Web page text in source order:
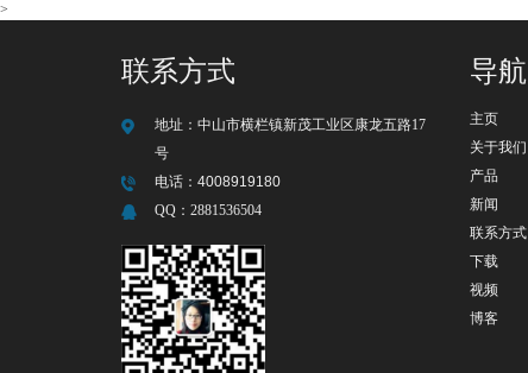
>
联系方式
地址： 中山市横栏镇新茂工业区康龙五路17
号
电话： 4008919180
QQ： 2881536504
导航
主页
关于我们
产品
新闻
联系方式
下载
视频
博客